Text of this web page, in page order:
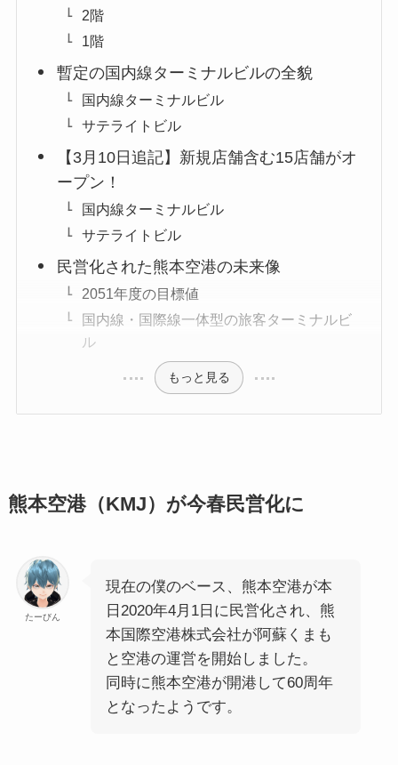
2階
1階
暫定の国内線ターミナルビルの全貌
国内線ターミナルビル
サテライトビル
【3月10日追記】新規店舗含む15店舗がオ
ープン！
国内線ターミナルビル
サテライトビル
民営化された熊本空港の未来像
2051年度の目標値
国内線・国際線一体型の旅客ターミナルビ
ル
もっと見る
熊本空港（KMJ）が今春民営化に
たーびん
現在の僕のベース、熊本空港が本
日2020年4月1日に民営化され、熊
本国際空港株式会社が阿蘇くまも
と空港の運営を開始しました。
同時に熊本空港が開港して60周年
となったようです。